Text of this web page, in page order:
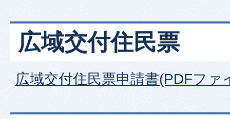
広域交付住民票
広域交付住民票申請書(PDFファ